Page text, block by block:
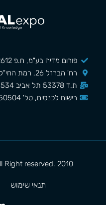
פורום מדיה בע"מ, ח.פ 513552612
רח' הברזל 26, רמת החי"ל, תל אביב
ת.ד 53378 תל אביב 61534
רישום לכנסים, טל' 03-7650504
Right reserved. 2010©
תנאי שימוש